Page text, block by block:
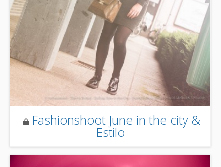
Fashionshoot June in the city &
Estilo